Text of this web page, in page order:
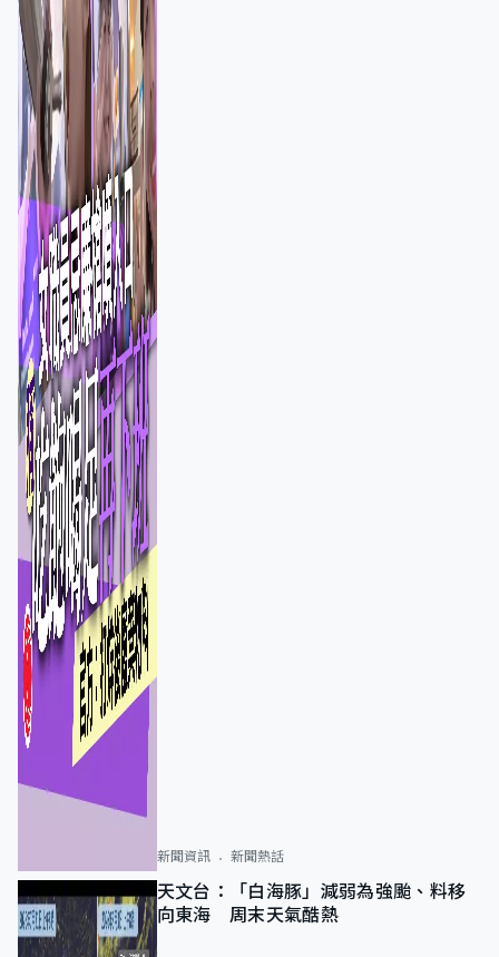
新聞資訊 新聞熱話
天文台：「白海豚」減弱為強颱、料移
向東海 周末天氣酷熱